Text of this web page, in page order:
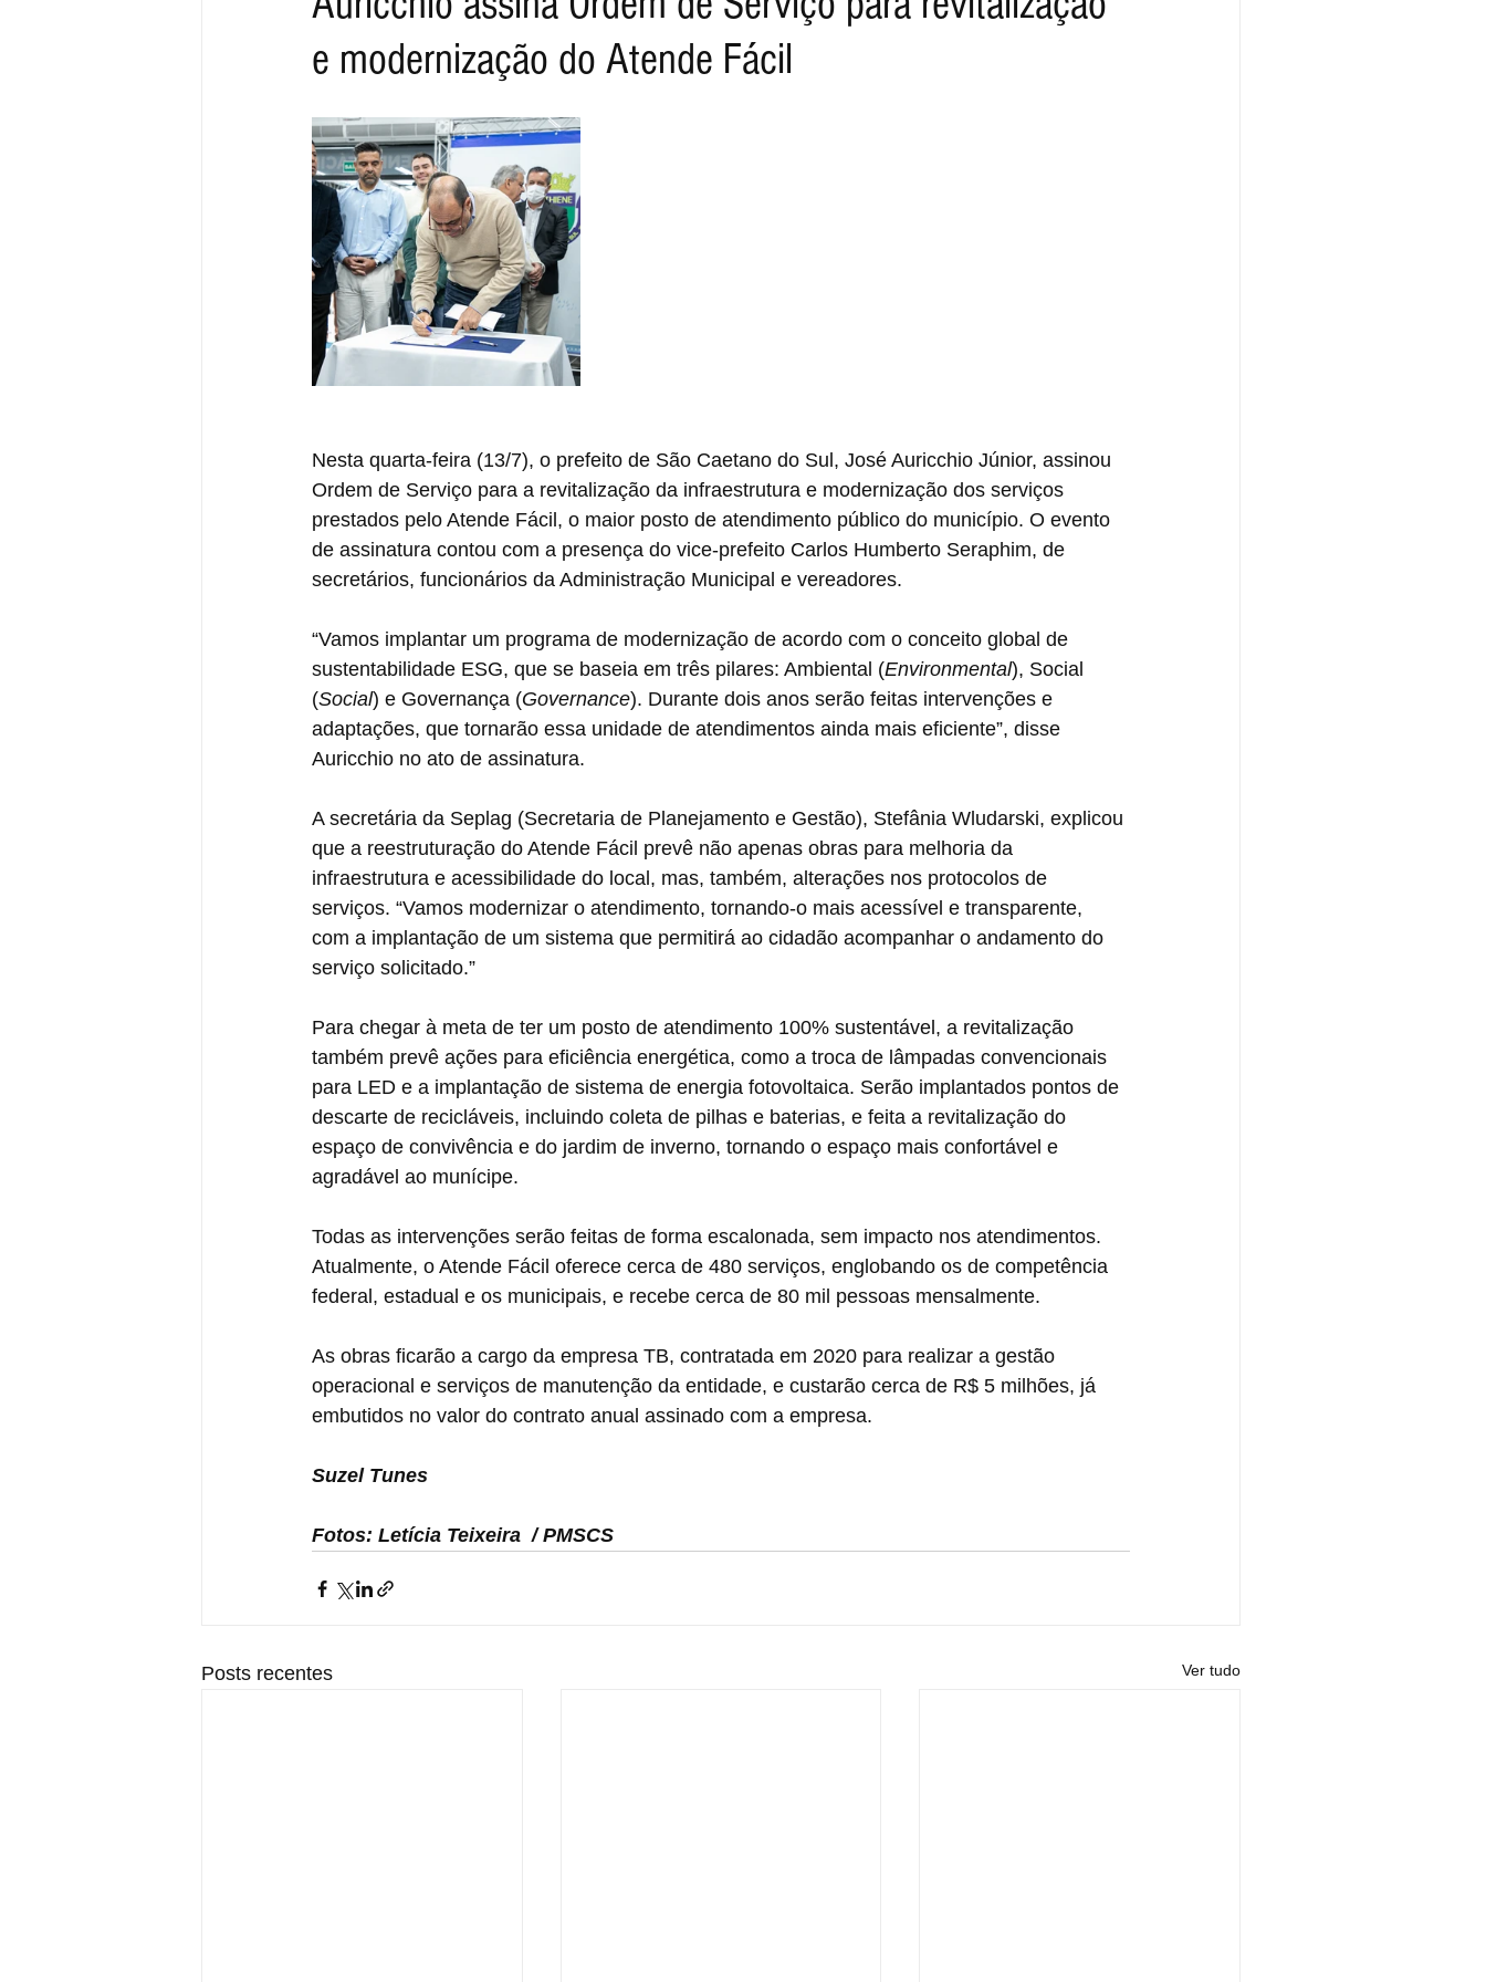
e modernização do Atende Fácil
Nesta quarta-feira (13/7), o prefeito de São Caetano do Sul, José Auricchio Júnior, assinou
Ordem de Serviço para a revitalização da infraestrutura e modernização dos serviços
prestados pelo Atende Fácil, o maior posto de atendimento público do município. O evento
de assinatura contou com a presença do vice-prefeito Carlos Humberto Seraphim, de
secretários, funcionários da Administração Municipal e vereadores.
“Vamos implantar um programa de modernização de acordo com o conceito global de
sustentabilidade ESG, que se baseia em três pilares: Ambiental (Environmental), Social
(Social) e Governança (Governance). Durante dois anos serão feitas intervenções e
adaptações, que tornarão essa unidade de atendimentos ainda mais eficiente”, disse
Auricchio no ato de assinatura.
A secretária da Seplag (Secretaria de Planejamento e Gestão), Stefânia Wludarski, explicou
que a reestruturação do Atende Fácil prevê não apenas obras para melhoria da
infraestrutura e acessibilidade do local, mas, também, alterações nos protocolos de
serviços. “Vamos modernizar o atendimento, tornando-o mais acessível e transparente,
com a implantação de um sistema que permitirá ao cidadão acompanhar o andamento do
serviço solicitado.”
Para chegar à meta de ter um posto de atendimento 100% sustentável, a revitalização
também prevê ações para eficiência energética, como a troca de lâmpadas convencionais
para LED e a implantação de sistema de energia fotovoltaica. Serão implantados pontos de
descarte de recicláveis, incluindo coleta de pilhas e baterias, e feita a revitalização do
espaço de convivência e do jardim de inverno, tornando o espaço mais confortável e
agradável ao munícipe.
Todas as intervenções serão feitas de forma escalonada, sem impacto nos atendimentos.
Atualmente, o Atende Fácil oferece cerca de 480 serviços, englobando os de competência
federal, estadual e os municipais, e recebe cerca de 80 mil pessoas mensalmente.
As obras ficarão a cargo da empresa TB, contratada em 2020 para realizar a gestão
operacional e serviços de manutenção da entidade, e custarão cerca de R$ 5 milhões, já
embutidos no valor do contrato anual assinado com a empresa.
Suzel Tunes
Fotos: Letícia Teixeira  / PMSCS
Posts recentes Ver tudo